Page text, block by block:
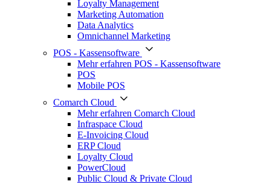
Loyalty Management
Marketing Automation
Data Analytics
Omnichannel Marketing
POS - Kassensoftware
Mehr erfahren POS - Kassensoftware
POS
Mobile POS
Comarch Cloud
Mehr erfahren Comarch Cloud
Infraspace Cloud
E-Invoicing Cloud
ERP Cloud
Loyalty Cloud
PowerCloud
Public Cloud & Private Cloud